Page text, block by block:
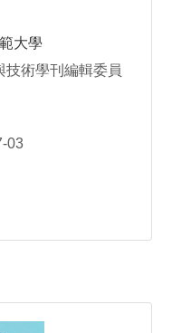
大學
技術學刊編輯委員
03